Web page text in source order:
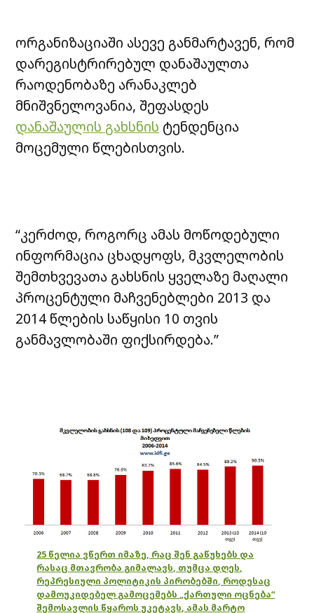
ორგანიზაციაში ასევე განმარტავენ, რომ
დარეგისტრირებულ დანაშაულთა
რაოდენობაზე არანაკლებ
მნიშვნელოვანია, შეფასდეს
დანაშაულის გახსნის ტენდენცია
მოცემული წლებისთვის.
“კერძოდ, როგორც ამას მოწოდებული
ინფორმაცია ცხადყოფს, მკვლელობის
შემთხვევათა გახსნის ყველაზე მაღალი
პროცენტული მაჩვენებლები 2013 და
2014 წლების საწყისი 10 თვის
განმავლობაში ფიქსირდება.”
25 წელია ვწერთ იმაზე, რაც შენ გაწუხებს და
რასაც მთავრობა გიმალავს, თუმცა დღეს,
რეპრესიული პოლიტიკის პირობებში, როდესაც
დამოუკიდებელ გამოცემებს „ქართული ოცნება“
შემოსავლის წყაროს უკეტავს, ამას მარტო